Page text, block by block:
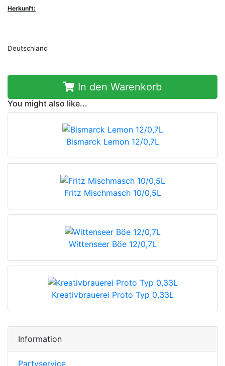
Herkunft:
Deutschland
In den Warenkorb
You might also like...
Bismarck Lemon 12/0,7L
Fritz Mischmasch 10/0,5L
Wittenseer Böe 12/0,7L
Kreativbrauerei Proto Typ 0,33L
Information
Partyservice